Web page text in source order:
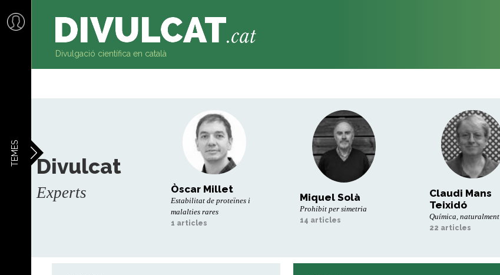
contingut
TEMES
Divulgació científica en català
Divulcat
Experts Òscar Millet
Estabilitat de proteïnes i
malalties rares
1 articles
Miquel Solà
Prohibit per simetria
14 articles
Claudi Mans
Teixidó
Química, naturalment
22 articles